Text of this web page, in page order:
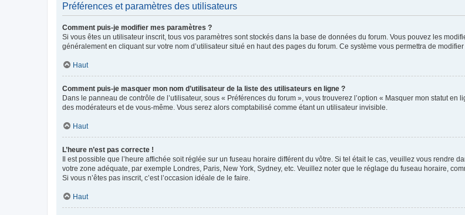
Préférences et paramètres des utilisateurs
Comment puis-je modifier mes paramètres ?
Si vous êtes un utilisateur inscrit, tous vos paramètres sont stockés dans la base de données du forum. Vous pouvez les
généralement en cliquant sur votre nom d’utilisateur situé en haut des pages du forum. Ce système vous permettra de
Haut
Comment puis-je masquer mon nom d’utilisateur de la liste des utilisateurs en ligne ?
Dans le panneau de contrôle de l’utilisateur, sous « Préférences du forum », vous trouverez l’option « Masquer mon statut
des modérateurs et de vous-même. Vous serez alors comptabilisé comme étant un utilisateur invisible.
Haut
L’heure n’est pas correcte !
Il est possible que l’heure affichée soit réglée sur un fuseau horaire différent du vôtre. Si tel était le cas, veuillez vous rendre
votre zone adéquate, par exemple Londres, Paris, New York, Sydney, etc. Veuillez noter que le réglage du fuseau horaire,
Si vous n’êtes pas inscrit, c’est l’occasion idéale de le faire.
Haut